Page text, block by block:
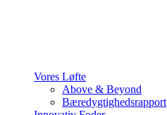
Vores Løfte
Above & Beyond
Bæredygtighedsrapport